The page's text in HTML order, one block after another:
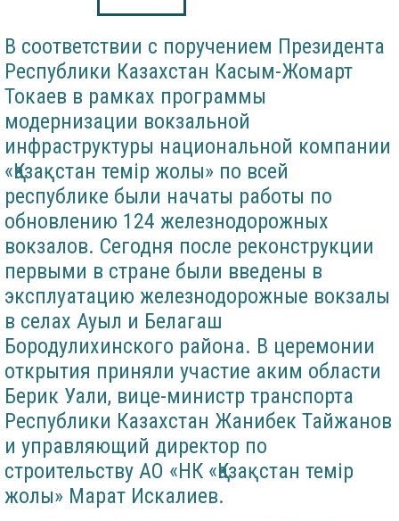
В соответствии с поручением Президента
Республики Казахстан Касым-Жомарт
Токаев в рамках программы
модернизации вокзальной
инфраструктуры национальной компании
«Қазақстан темір жолы» по всей
республике были начаты работы по
обновлению 124 железнодорожных
вокзалов. Сегодня после реконструкции
первыми в стране были введены в
эксплуатацию железнодорожные вокзалы
в селах Ауыл и Белагаш
Бородулихинского района. В церемонии
открытия приняли участие аким области
Берик Уали, вице-министр транспорта
Республики Казахстан Жанибек Тайжанов
и управляющий директор по
строительству АО «НК «Қазақстан темір
жолы» Марат Искалиев.